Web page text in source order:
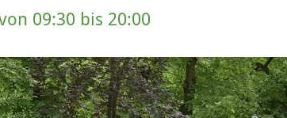
09:30 bis 20:00